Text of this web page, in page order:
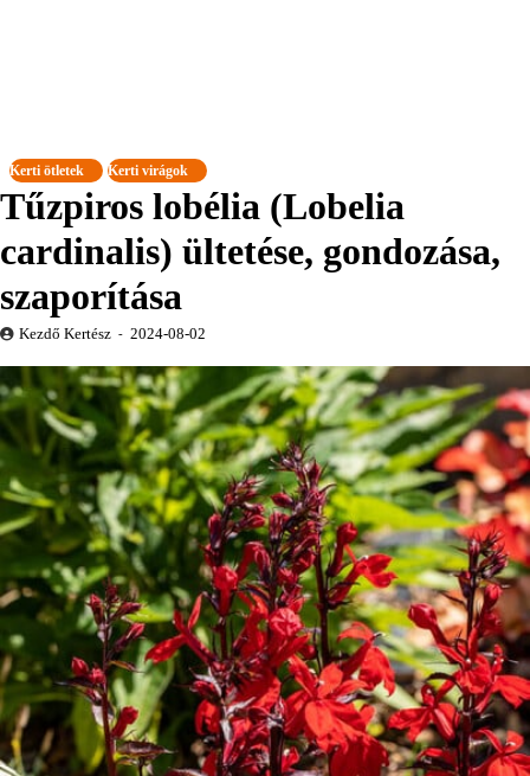
Kerti ötletek Kerti virágok
Tűzpiros lobélia (Lobelia
cardinalis) ültetése, gondozása,
szaporítása
Kezdő Kertész 2024-08-02